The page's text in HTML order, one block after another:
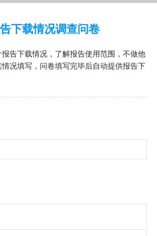
下载情况调查问卷
告下载情况，了解报告使用范围，不做他
况填写，问卷填写完毕后自动提供报告下